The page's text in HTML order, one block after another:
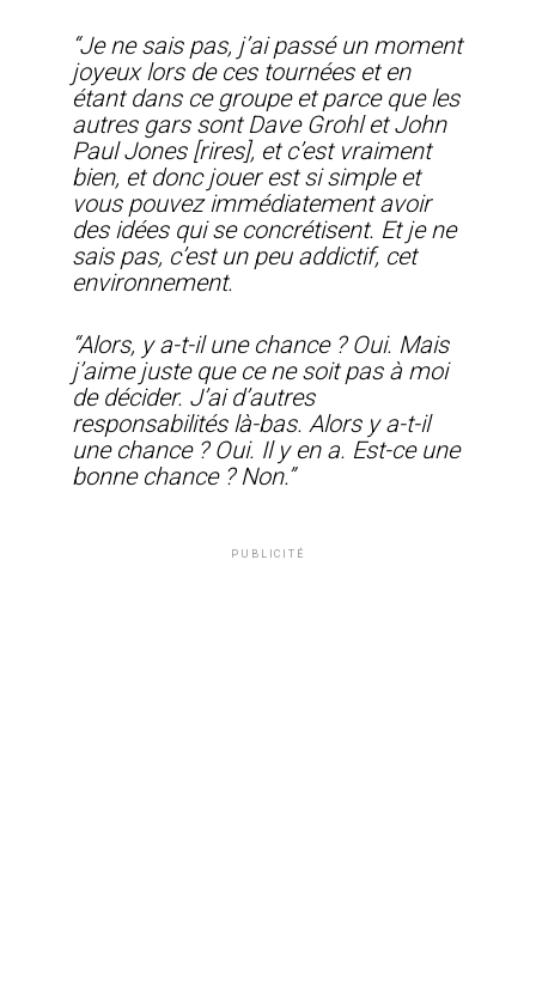
“Je ne sais pas, j’ai passé un moment
joyeux lors de ces tournées et en
étant dans ce groupe et parce que les
autres gars sont Dave Grohl et John
Paul Jones [rires], et c’est vraiment
bien, et donc jouer est si simple et
vous pouvez immédiatement avoir
des idées qui se concrétisent. Et je ne
sais pas, c’est un peu addictif, cet
environnement.
“Alors, y a-t-il une chance ? Oui. Mais
j’aime juste que ce ne soit pas à moi
de décider. J’ai d’autres
responsabilités là-bas. Alors y a-t-il
une chance ? Oui. Il y en a. Est-ce une
bonne chance ? Non.”
PUBLICITÉ